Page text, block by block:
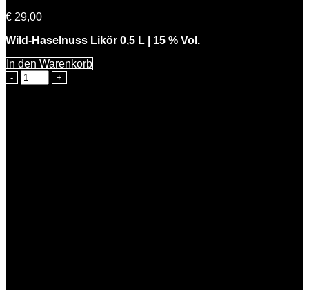
€ 29,00
Wild-Haselnuss Likör 0,5 L | 15 % Vol.
In den Warenkorb
Knackiger
Karl